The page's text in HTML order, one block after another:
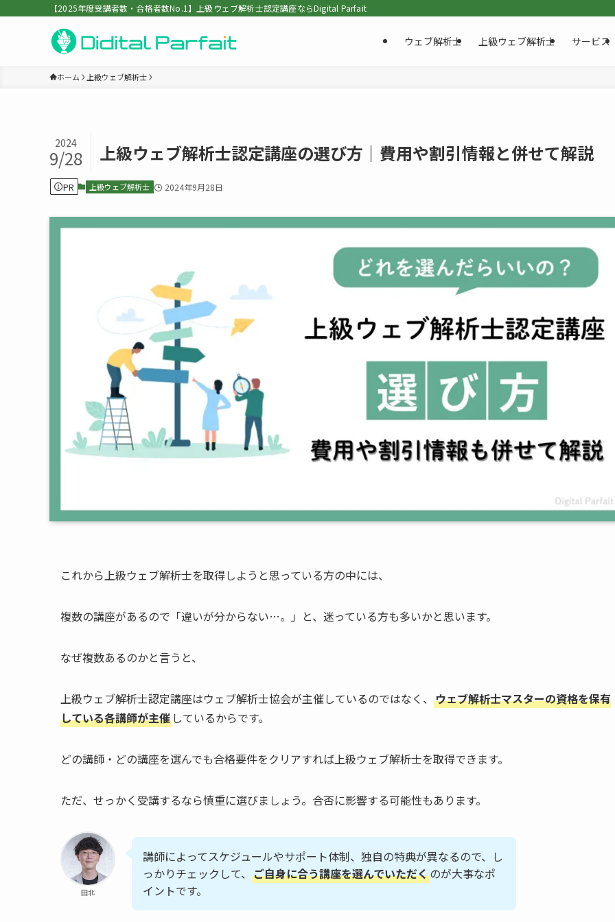
【2025年度受講者数・合格者数No.1】上級ウェブ解析士認定講座ならDigital Parfait
ウェブ解析士 上級ウェブ解析士 サービス
ホーム 上級ウェブ解析士
上級ウェブ解析士認定講座の選び方｜費用や割引情報と併せて解説
2024
9/28
PR 上級ウェブ解析士 2024年9月28日
これから上級ウェブ解析士を取得しようと思っている方の中には、
複数の講座があるので「違いが分からない…。」と、迷っている方も多いかと思います。
なぜ複数あるのかと言うと、
上級ウェブ解析士認定講座はウェブ解析士協会が主催しているのではなく、 ウェブ解析士マスターの資格を保有
している各講師が主催 しているからです。
どの講師・どの講座を選んでも合格要件をクリアすれば上級ウェブ解析士を取得できます。
ただ、せっかく受講するなら慎重に選びましょう。合否に影響する可能性もあります。
田北
講師によってスケジュールやサポート体制、独自の特典が異なるので、し
っかりチェックして、 ご自身に合う講座を選んでいただくのが大事なポ
イントです。